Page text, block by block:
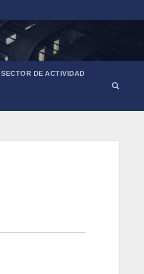
SECTOR DE ACTIVIDAD